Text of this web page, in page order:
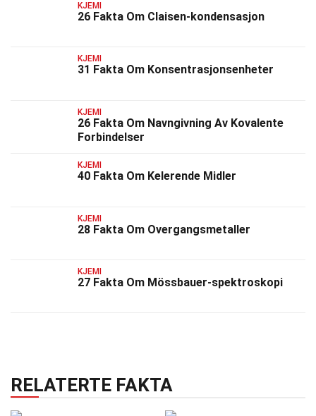
KJEMI
26 Fakta Om Claisen-kondensasjon
KJEMI
31 Fakta Om Konsentrasjonsenheter
KJEMI
26 Fakta Om Navngivning Av Kovalente
Forbindelser
KJEMI
40 Fakta Om Kelerende Midler
KJEMI
28 Fakta Om Overgangsmetaller
KJEMI
27 Fakta Om Mössbauer-spektroskopi
RELATERTE FAKTA